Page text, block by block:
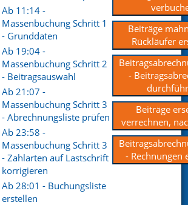
Ab 11:14 -
Massenbuchung Schritt 1
- Grunddaten
Ab 19:04 -
Massenbuchung Schritt 2
- Beitragsauswahl
Ab 21:07 -
Massenbuchung Schritt 3
- Abrechnungsliste prüfen
Ab 23:58 -
Massenbuchung Schritt 3
- Zahlarten auf Lastschrift
korrigieren
Ab 28:01 - Buchungsliste
erstellen
Beiträge
Rückläufer
-
Beiträge
verrechnen,
- Rechnungen
/ 50648-89
verein.de
Mitgliederverwaltung
Kommunikation /
Schriftverkehr